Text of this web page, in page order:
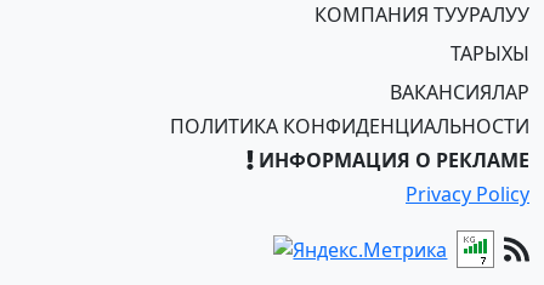
КОМПАНИЯ ТУУРАЛУУ
ТАРЫХЫ
ВАКАНСИЯЛАР
ПОЛИТИКА КОНФИДЕНЦИАЛЬНОСТИ
ИНФОРМАЦИЯ О РЕКЛАМЕ
Privacy Policy